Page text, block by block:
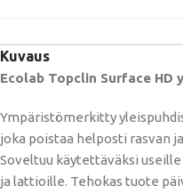
Kuvaus
Ecolab Topclin Surface HD
Ympäristömerkitty
joka poistaa helposti rasvan
Soveltuu käytettäväksi
ja lattioille. Tehokas tuote